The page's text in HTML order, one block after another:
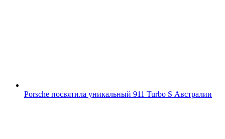
Porsche посвятила уникальный 911 Turbo S Австралии